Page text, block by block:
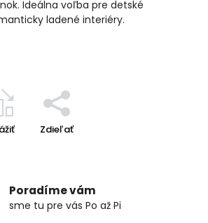
Ideálna voľba pre detské
ladené interiéry.
Zdieľať
Poradíme vám
sme tu pre vás Po až Pi